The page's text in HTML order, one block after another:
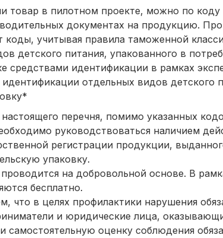
товар в пилотном проекте, можно по
документах на продукцию.
учитывая правила таможенной
детского питания, упакованного в
средствами идентификации в рамках
отдельных видов детского
перечня, помимо указанных
руководствоваться наличием
регистрации продукции,
упаковку.
на добровольной основе. В
бесплатно.
что в целях профилактики нарушения
и юридические лица,
самостоятельную оценку соблюдения